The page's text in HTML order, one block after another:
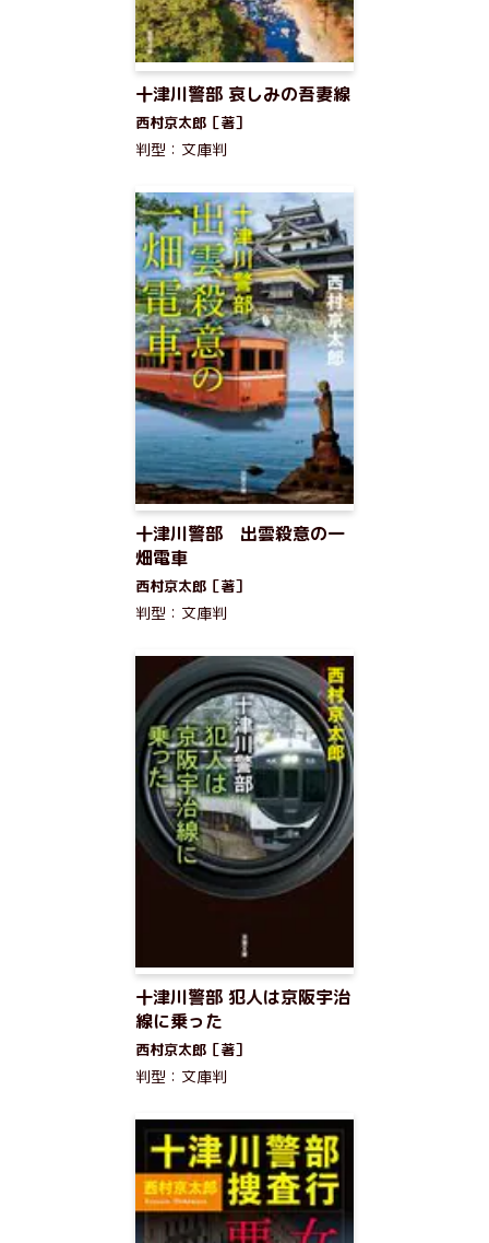
十津川警部 哀しみの吾妻線
西村京太郎［著］
判型：文庫判
十津川警部 出雲殺意の一
畑電車
西村京太郎［著］
判型：文庫判
十津川警部 犯人は京阪宇治
線に乗った
西村京太郎［著］
判型：文庫判